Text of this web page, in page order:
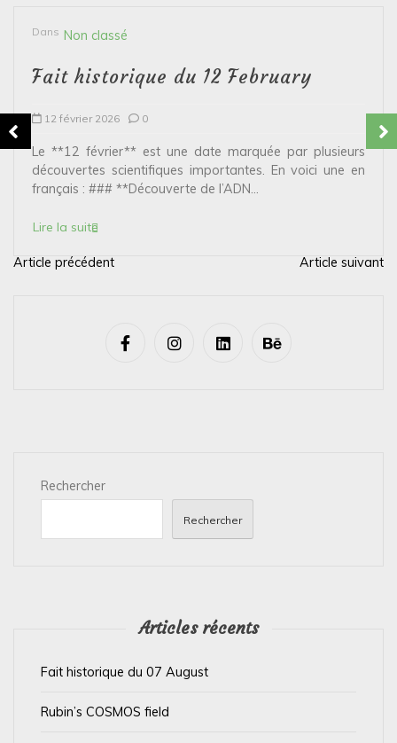
Dans Non classé
Fait historique du 12 February
12 février 2026 0
Le **12 février** est une date marquée par plusieurs
découvertes scientifiques importantes. En voici une en
français : ### **Découverte de l’ADN...
Lire la suite
N
Article précédent Article suivant
Rechercher
Rechercher
Articles récents
Fait historique du 07 August
Rubin’s COSMOS field